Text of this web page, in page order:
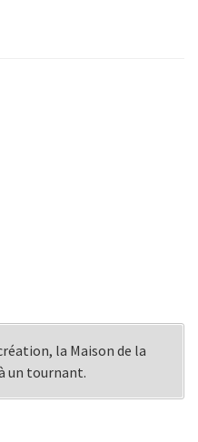
la Maison de la
un tournant.